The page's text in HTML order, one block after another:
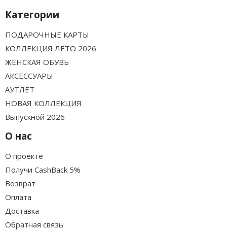
Категории
ПОДАРОЧНЫЕ КАРТЫ
КОЛЛЕКЦИЯ ЛЕТО 2026
ЖЕНСКАЯ ОБУВЬ
АКСЕССУАРЫ
АУТЛЕТ
НОВАЯ КОЛЛЕКЦИЯ
Выпускной 2026
О нас
О проекте
Получи CashBack 5%
Возврат
Оплата
Доставка
Обратная связь